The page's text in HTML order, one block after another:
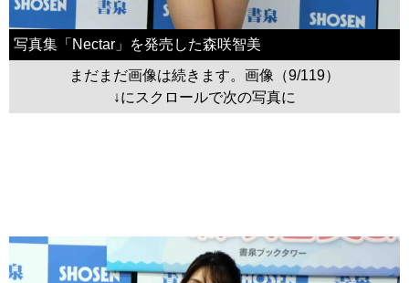
写真集「Nectar」を発売した森咲智美
まだまだ画像は続きます。画像（9/119）
↓にスクロールで次の写真に